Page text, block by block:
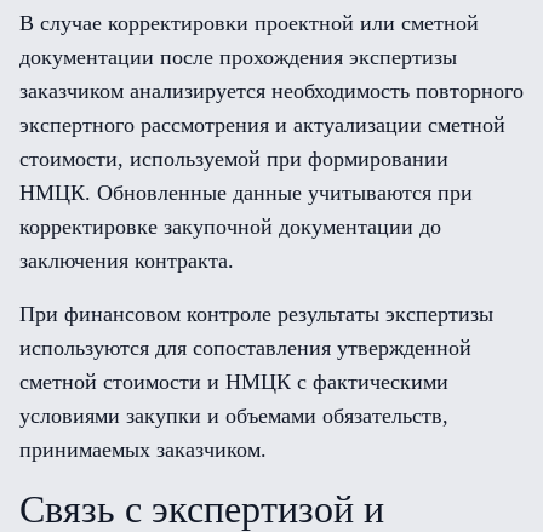
В случае корректировки проектной или сметной
документации после прохождения экспертизы
заказчиком анализируется необходимость повторного
экспертного рассмотрения и актуализации сметной
стоимости, используемой при формировании
НМЦК. Обновленные данные учитываются при
корректировке закупочной документации до
заключения контракта.
При финансовом контроле результаты экспертизы
используются для сопоставления утвержденной
сметной стоимости и НМЦК с фактическими
условиями закупки и объемами обязательств,
принимаемых заказчиком.
Связь с экспертизой и